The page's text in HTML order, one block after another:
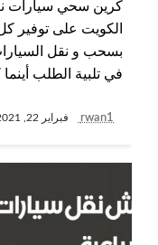
كرين سحي سيارات
الكويت على توفير
بسحب و نقل
في تلبية الطلب
rwan1 فبراير 22, 2021